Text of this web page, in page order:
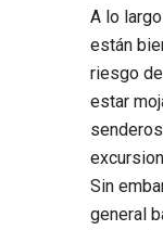
A lo
están
riesgo
estar
Sin
general